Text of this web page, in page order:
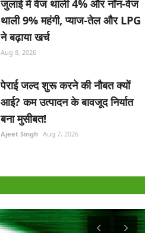
जुलाई में वेज थाली 4% और नॉन-वेज
थाली 9% महंगी, प्याज-तेल और LPG
ने बढ़ाया खर्च
Aug 8, 2026
पेराई जल्द शुरू करने की नौबत क्यों
आई? कम उत्पादन के बावजूद निर्यात
बना मुसीबत!
Ajeet Singh Aug 7, 2026